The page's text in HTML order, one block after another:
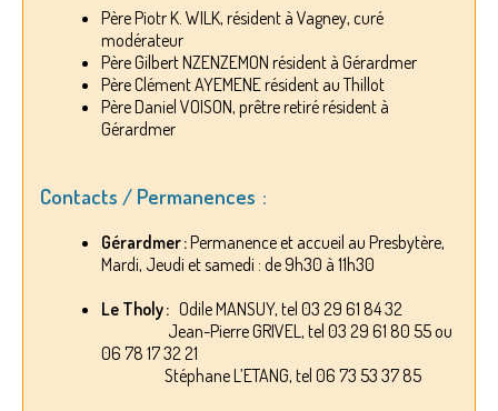
Père Piotr K. WILK, résident à Vagney, curé
modérateur
Père Gilbert NZENZEMON résident à Gérardmer
Père Clément AYEMENE résident au Thillot
Père Daniel VOISON, prêtre retiré résident à
Gérardmer
Contacts / Permanences :
Gérardmer :Permanence et accueil au Presbytère,
Mardi, Jeudi et samedi : de 9h30 à 11h30
Le Tholy : Odile MANSUY, tel 03 29 61 84 32
Jean-Pierre GRIVEL, tel 03 29 61 80 55 ou
06 78 17 32 21
Stéphane L’ETANG, tel 06 73 53 37 85